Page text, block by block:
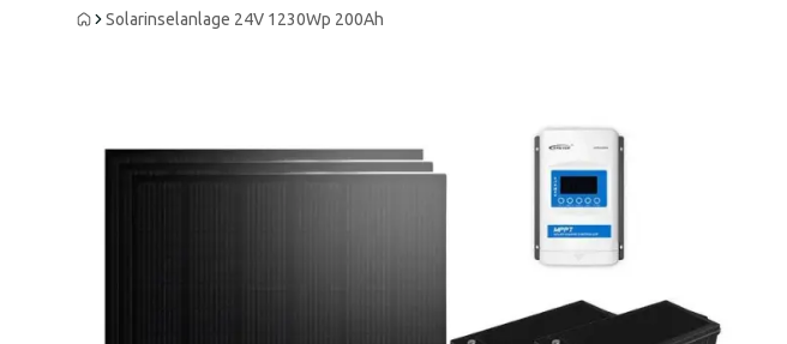
Solarinselanlage 24V 1230Wp 200Ah